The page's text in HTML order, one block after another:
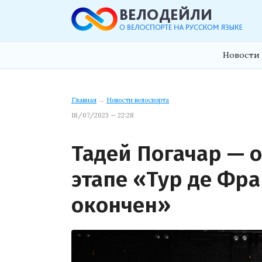
Новости
Главная → Новости велоспорта
18/07/2023 — 22:28
Тадей Погачар —
этапе «Тур де
окончен»